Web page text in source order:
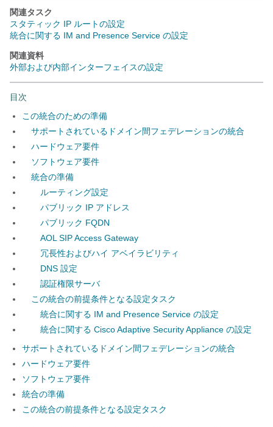
関連タスク
スタティック IP ルートの設定
統合に関する IM and Presence Service の設定
関連資料
外部および内部インターフェイスの設定
目次
この統合のための準備
サポートされているドメイン間フェデレーションの統合
ハードウェア要件
ソフトウェア要件
統合の準備
ルーティング設定
パブリック IP アドレス
パブリック FQDN
AOL SIP Access Gateway
冗長性およびハイ アベイラビリティ
DNS 設定
認証権限サーバ
この統合の前提条件となる設定タスク
統合に関する IM and Presence Service の設定
統合に関する Cisco Adaptive Security Appliance の設定
サポートされているドメイン間フェデレーションの統合
ハードウェア要件
ソフトウェア要件
統合の準備
この統合の前提条件となる設定タスク